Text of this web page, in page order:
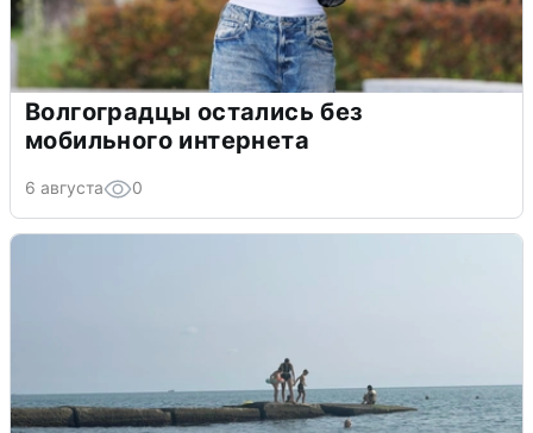
Волгоградцы остались без
мобильного интернета
6 августа 0